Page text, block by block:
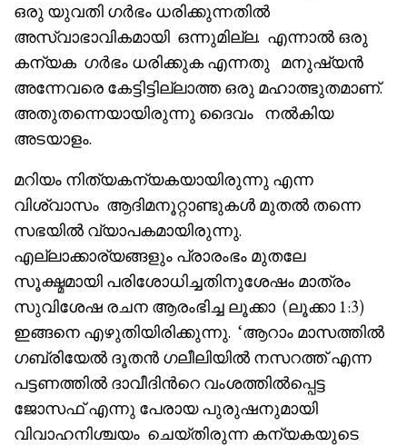
ഒരു യുവതി ഗർഭം ധരിക്കുന്നതിൽ
അസ്വാഭാവികമായി ഒന്നുമില്ല. എന്നാൽ ഒരു
കന്യക ഗർഭം ധരിക്കുക എന്നതു മനുഷ്യൻ
അന്നേവരെ കേട്ടിട്ടില്ലാത്ത ഒരു മഹാത്ഭുതമാണ്.
അതുതന്നെയായിരുന്നു ദൈവം നൽകിയ
അടയാളം.
മറിയം നിത്യകന്യകയായിരുന്നു എന്ന
വിശ്വാസം ആദിമനൂറ്റാണ്ടുകൾ മുതൽ തന്നെ
സഭയിൽ വ്യാപകമായിരുന്നു.
എല്ലാക്കാര്യങ്ങളും പ്രാരംഭം മുതലേ
സൂക്ഷ്മമായി പരിശോധിച്ചതിനുശേഷം മാത്രം
സുവിശേഷ രചന ആരംഭിച്ച ലൂക്കാ (ലൂക്കാ 1:3)
ഇങ്ങനെ എഴുതിയിരിക്കുന്നു. ‘ആറാം മാസത്തിൽ
ഗബ്രിയേൽ ദൂതൻ ഗലീലിയിൽ നസറത്ത് എന്ന
പട്ടണത്തിൽ ദാവീദിൻറെ വംശത്തിൽപ്പെട്ട
ജോസഫ് എന്നു പേരായ പുരുഷനുമായി
വിവാഹനിശ്ചയം ചെയ്തിരുന്ന കന്യകയുടെ